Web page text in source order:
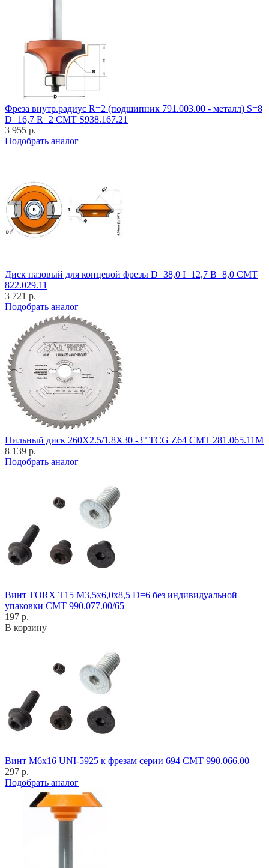
Фреза внутр.радиус R=2 (подшипник 791.003.00 - металл) S=8
D=16,7 R=2 CMT S938.167.21
3 955 р.
Подобрать аналог
Диск пазовый для концевой фрезы D=38,0 I=12,7 B=8,0 CMT
822.029.11
3 721 р.
Подобрать аналог
Пильный диск 260X2.5/1.8X30 -3° TCG Z64 CMT 281.065.11M
8 139 р.
Подобрать аналог
Винт TORX T15 M3,5x6,0x8,5 D=6 без индивидуальной
упаковки CMT 990.077.00/65
197 р.
В корзину
Винт M6x16 UNI-5925 к фрезам серии 694 CMT 990.066.00
297 р.
Подобрать аналог